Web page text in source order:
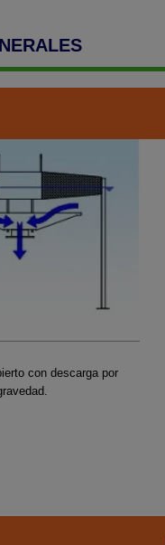
con descarga por